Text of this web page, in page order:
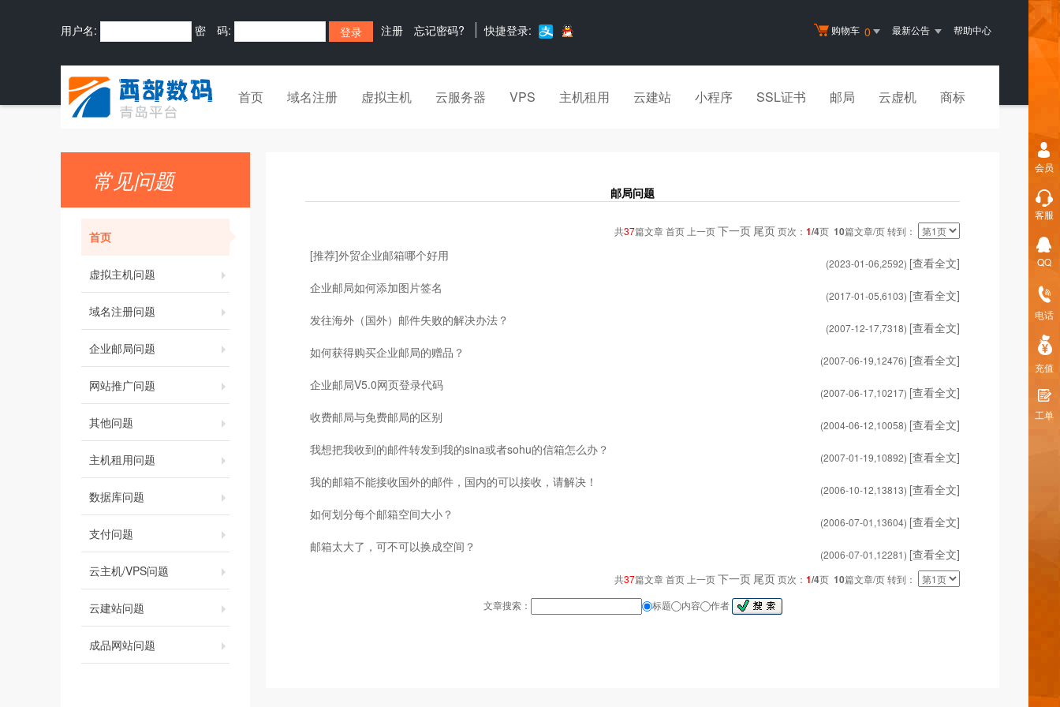
购物车 0 最新公告 帮助中心
用户名: 密 码: 注册 忘记密码? 快捷登录:
首页 域名注册 虚拟主机 云服务器 VPS 主机租用 云建站 小程序 SSL证书 邮局 云虚机 商标
常见问题
首页
虚拟主机问题
域名注册问题
企业邮局问题
网站推广问题
其他问题
主机租用问题
数据库问题
支付问题
云主机/VPS问题
云建站问题
成品网站问题
邮局问题
共37篇文章 首页 上一页下一页 尾页页次： 1/4页 10篇文章/页 转到：
[推荐]外贸企业邮箱哪个好用
(2023-01-06,2592) [查看全文]
企业邮局如何添加图片签名
(2017-01-05,6103) [查看全文]
发往海外（国外）邮件失败的解决办法？
(2007-12-17,7318) [查看全文]
如何获得购买企业邮局的赠品？
(2007-06-19,12476) [查看全文]
企业邮局V5.0网页登录代码
(2007-06-17,10217) [查看全文]
收费邮局与免费邮局的区别
(2004-06-12,10058) [查看全文]
我想把我收到的邮件转发到我的sina或者sohu的信箱怎么办？
(2007-01-19,10892) [查看全文]
我的邮箱不能接收国外的邮件，国内的可以接收，请解决！
(2006-10-12,13813) [查看全文]
如何划分每个邮箱空间大小？
(2006-07-01,13604) [查看全文]
邮箱太大了，可不可以换成空间？
(2006-07-01,12281) [查看全文]
共37篇文章 首页 上一页下一页 尾页页次： 1/4页 10篇文章/页 转到：
文章搜索：
标题 内容 作者
会员
客服
QQ
电话
充值
工单